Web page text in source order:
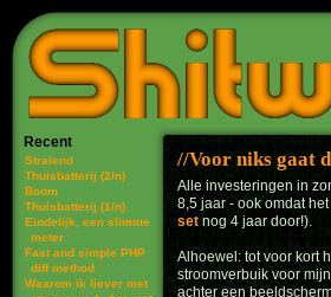
Recent
Stralend
Thuisbatterij (2/n)
Boom
Thuisbatterij (1/n)
Eindelijk, een slimme
meter
Fast and simple PHP
diff method
Waarom ik liever met
Voor niks gaat
Alle investeringen in
8,5 jaar - ook omdat
setnog 4 jaar door!).
Alhoewel: tot voor kort
stroomverbuik voor
achter een